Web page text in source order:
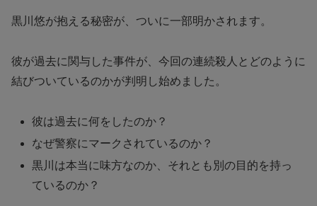
黒川悠が抱える秘密が、ついに一部明かされます。
彼が過去に関与した事件が、今回の連続殺人とどのように
結びついているのかが判明し始めました。
彼は過去に何をしたのか？
なぜ警察にマークされているのか？
黒川は本当に味方なのか、それとも別の目的を持っ
ているのか？